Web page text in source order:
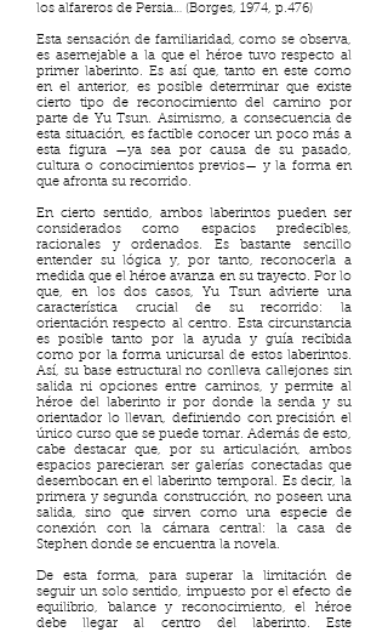
los alfareros de Persia… (Borges, 1974, p.476)
Esta sensación de familiaridad, como se observa,
es asemejable a la que el héroe tuvo respecto al
primer laberinto. Es así que, tanto en este como
en el anterior, es posible determinar que existe
cierto tipo de reconocimiento del camino por
parte de Yu Tsun. Asimismo, a consecuencia de
esta situación, es factible conocer un poco más a
esta figura —ya sea por causa de su pasado,
cultura o conocimientos previos— y la forma en
que afronta su recorrido.
En cierto sentido, ambos laberintos pueden ser
considerados como espacios predecibles,
racionales y ordenados. Es bastante sencillo
entender su lógica y, por tanto, reconocerla a
medida que el héroe avanza en su trayecto. Por lo
que, en los dos casos, Yu Tsun advierte una
característica crucial de su recorrido: la
orientación respecto al centro. Esta circunstancia
es posible tanto por la ayuda y guía recibida
como por la forma unicursal de estos laberintos.
Así, su base estructural no conlleva callejones sin
salida ni opciones entre caminos, y permite al
héroe del laberinto ir por donde la senda y su
orientador lo llevan, definiendo con precisión el
único curso que se puede tomar. Además de esto,
cabe destacar que, por su articulación, ambos
espacios parecieran ser galerías conectadas que
desembocan en el laberinto temporal. Es decir, la
primera y segunda construcción, no poseen una
salida, sino que sirven como una especie de
conexión con la cámara central: la casa de
Stephen donde se encuentra la novela.
De esta forma, para superar la limitación de
seguir un solo sentido, impuesto por el efecto de
equilibrio, balance y reconocimiento, el héroe
debe llegar al centro del laberinto. Este